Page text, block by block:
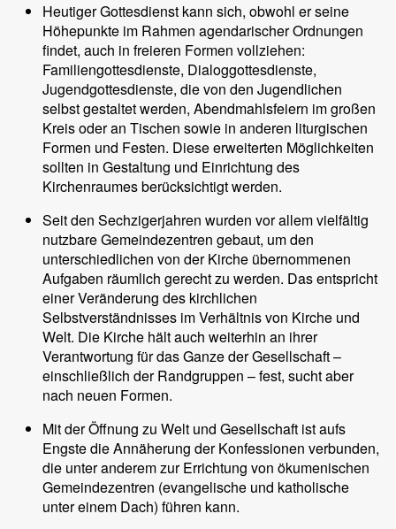
Heutiger Gottesdienst kann sich, obwohl er seine
Höhepunkte im Rahmen agendarischer Ordnungen
findet, auch in freieren Formen vollziehen:
Familiengottesdienste, Dialoggottesdienste,
Jugendgottesdienste, die von den Jugendlichen
selbst gestaltet werden, Abendmahlsfeiern im großen
Kreis oder an Tischen sowie in anderen liturgischen
Formen und Festen. Diese erweiterten Möglichkeiten
sollten in Gestaltung und Einrichtung des
Kirchenraumes berücksichtigt werden.
Seit den Sechzigerjahren wurden vor allem vielfältig
nutzbare Gemeindezentren gebaut, um den
unterschiedlichen von der Kirche übernommenen
Aufgaben räumlich gerecht zu werden. Das entspricht
einer Veränderung des kirchlichen
Selbstverständnisses im Verhältnis von Kirche und
Welt. Die Kirche hält auch weiterhin an ihrer
Verantwortung für das Ganze der Gesellschaft –
einschließlich der Randgruppen – fest, sucht aber
nach neuen Formen.
Mit der Öffnung zu Welt und Gesellschaft ist aufs
Engste die Annäherung der Konfessionen verbunden,
die unter anderem zur Errichtung von ökumenischen
Gemeindezentren (evangelische und katholische
unter einem Dach) führen kann.